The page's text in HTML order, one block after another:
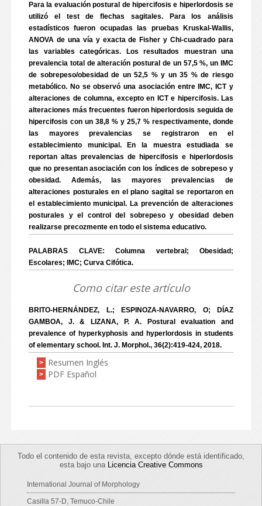
Para la evaluación postural de hipercifosis e hiperlordosis se
utilizó el test de flechas sagitales. Para los análisis
estadísticos fueron ocupadas las pruebas Kruskal-Wallis,
ANOVA de una vía y exacta de Fisher y Chi-cuadrado para
las variables categóricas. Los resultados muestran una
prevalencia total de alteración postural de un 57,5 %, un IMC
de sobrepeso/obesidad de un 52,5 % y un 35 % de riesgo
metabólico. No se observó una asociación entre IMC, ICT y
alteraciones de columna, excepto en ICT e hipercifosis. Las
alteraciones más frecuentes fueron hiperlordosis seguida de
hipercifosis con un 38,8 % y 25,7 % respectivamente, donde
las mayores prevalencias se registraron en el
establecimiento municipal. En la muestra estudiada se
reportan altas prevalencias de hipercifosis e hiperlordosis
que no presentan asociación con los índices de sobrepeso y
obesidad. Además, las mayores prevalencias de
alteraciones posturales en el plano sagital se reportaron en
el establecimiento municipal. La prevención de alteraciones
posturales y el control del sobrepeso y obesidad deben
realizarse precozmente en todo el sistema educativo.
PALABRAS CLAVE: Columna vertebral; Obesidad;
Escolares; IMC; Curva Cifótica.
Como citar este artículo
BRITO-HERNÁNDEZ, L.; ESPINOZA-NAVARRO, O; DÍAZ
GAMBOA, J. & LIZANA, P. A. Postural evaluation and
prevalence of hyperkyphosis and hyperlordosis in students
of elementary school. Int. J. Morphol., 36(2):419-424, 2018.
> Resumen Inglés
> PDF Español
Todo el contenido de esta revista, excepto dónde está identificado,
esta bajo una Licencia Creative Commons
International Journal of Morphology
Casilla 57-D, Temuco-Chile